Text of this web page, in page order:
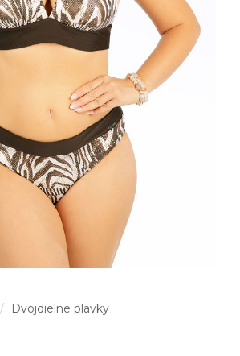
Dvojdielne plavky